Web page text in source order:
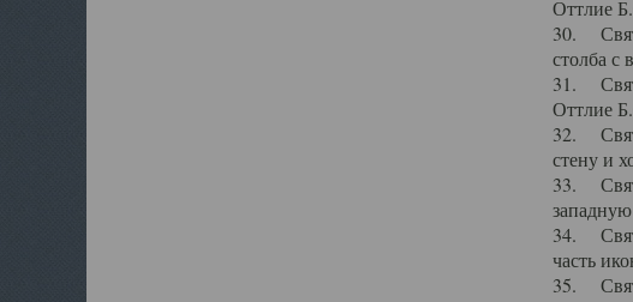
Оттлие
30.
столба с
31.
Оттлие
32.
стену и
33.
34.
часть
35.